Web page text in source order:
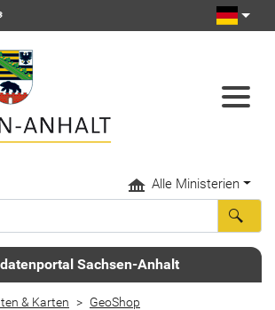
Alle Ministerien
Sachsen-Anhalt
& Karten
GeoShop